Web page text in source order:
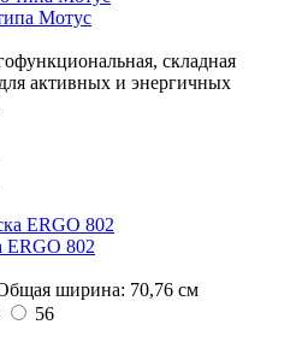
Мотус
складная
активных и энергичных
ERGO 802
ширина: 70,76 см
56